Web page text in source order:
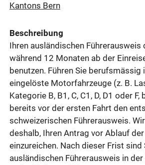
Kantons Bern
Beschreibung
Ihren ausländischen Führerausweis
während 12 Monaten ab der
benutzen. Führen Sie berufsmässig
eingelöste Motorfahrzeuge (z. B.
Kategorie B, B1, C, C1, D, D1 oder F,
bereits vor der ersten Fahrt den
schweizerischen Führerausweis.
deshalb, Ihren Antrag vor Ablauf
einzureichen. Nach dieser Frist sind
ausländischen Führerausweis in